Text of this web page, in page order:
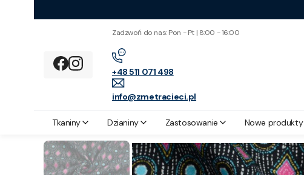
Zadzwoń do nas: Pon - Pt | 8:00 - 16:00
+48 511 071 498
info@zmetracieci.pl
Tkaniny Dzianiny Zastosowanie Nowe produkty